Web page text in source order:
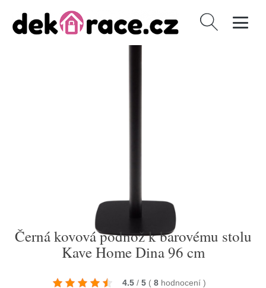
Vyhledávání
Černá kovová podnož k barovému stolu
Kave Home Dina 96 cm
4.5 / 5 ( 8 hodnocení )